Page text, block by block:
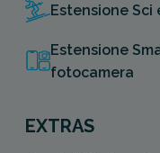
Estensione Sci
Estensione
fotocamera
EXTRAS